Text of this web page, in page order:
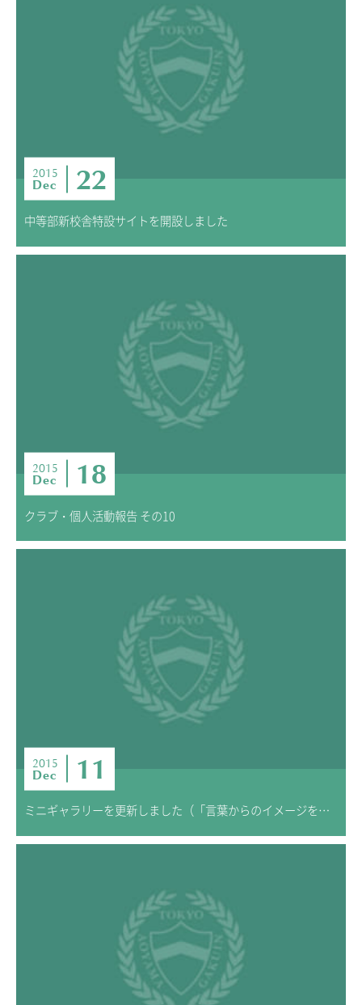
2015
Dec 22
中等部新校舎特設サイトを開設しました
2015
Dec 18
クラブ・個人活動報告 その10
2015
Dec 11
ミニギャラリーを更新しました（「言葉からのイメージを描く」67期生）